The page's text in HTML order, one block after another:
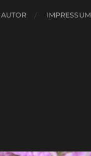
IMPRESSUM